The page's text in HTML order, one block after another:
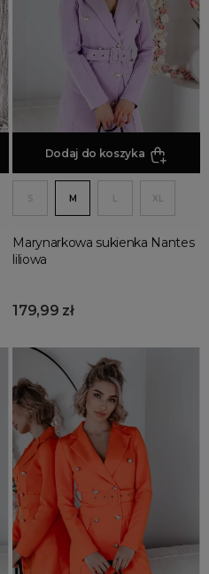
Dodaj do koszyka
S M L XL
Marynarkowa sukienka Nantes
liliowa
179,99 zł